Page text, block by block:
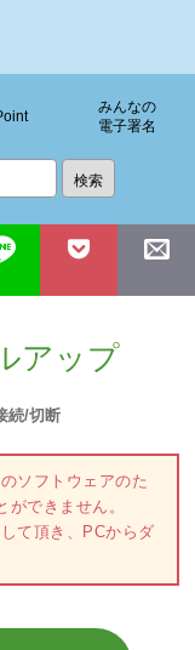
みんなの
電子署名
アップ
続/切断
ソフトウェアのた
できません。
て頂き、PCからダ